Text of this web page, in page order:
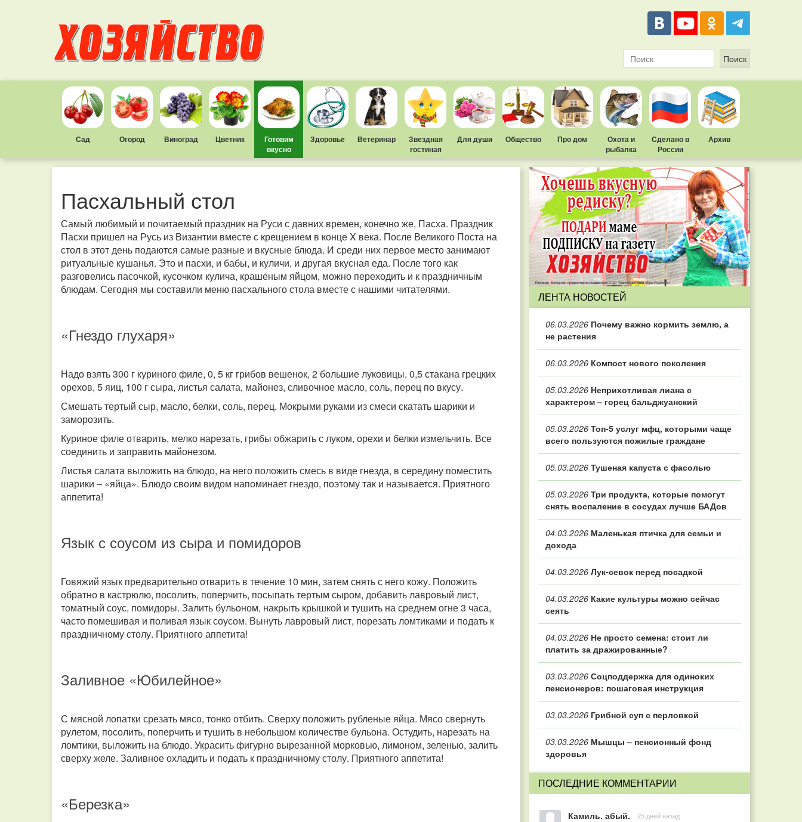
Сад Огород Виноград Цветник
Готовим
вкусно
Здоровье Ветеринар
Звездная
гостиная
Для души Общество Про дом
Охота и
рыбалка
Сделано в
России
Архив
Пасхальный стол
Самый любимый и почитаемый праздник на Руси с давних времен, конечно же, Пасха. Праздник
Пасхи пришел на Русь из Византии вместе с крещением в конце X века. После Великого Поста на
стол в этот день подаются самые разные и вкусные блюда. И среди них первое место занимают
ритуальные кушанья. Это и пасхи, и бабы, и куличи, и другая вкусная еда. После того как
разговелись пасочкой, кусочком кулича, крашеным яйцом, можно переходить и к праздничным
блюдам. Сегодня мы составили меню пасхального стола вместе с нашими читателями.
«Гнездо глухаря»
Надо взять 300 г куриного филе, 0, 5 кг грибов вешенок, 2 большие луковицы, 0,5 стакана грецких
орехов, 5 яиц, 100 г сыра, листья салата, майонез, сливочное масло, соль, перец по вкусу.
Смешать тертый сыр, масло, белки, соль, перец. Мокрыми руками из смеси скатать шарики и
заморозить.
Куриное филе отварить, мелко нарезать, грибы обжарить с луком, орехи и белки измельчить. Все
соединить и заправить майонезом.
Листья салата выложить на блюдо, на него положить смесь в виде гнезда, в середину поместить
шарики – «яйца». Блюдо своим видом напоминает гнездо, поэтому так и называется. Приятного
аппетита!
Язык с соусом из сыра и помидоров
Говяжий язык предварительно отварить в течение 10 мин, затем снять с него кожу. Положить
обратно в кастрюлю, посолить, поперчить, посыпать тертым сыром, добавить лавровый лист,
томатный соус, помидоры. Залить бульоном, накрыть крышкой и тушить на среднем огне 3 часа,
часто помешивая и поливая язык соусом. Вынуть лавровый лист, порезать ломтиками и подать к
праздничному столу. Приятного аппетита!
Заливное «Юбилейное»
С мясной лопатки срезать мясо, тонко отбить. Сверху положить рубленые яйца. Мясо свернуть
рулетом, посолить, поперчить и тушить в небольшом количестве бульона. Остудить, нарезать на
ломтики, выложить на блюдо. Украсить фигурно вырезанной морковью, лимоном, зеленью, залить
сверху желе. Заливное охладить и подать к праздничному столу. Приятного аппетита!
«Березка»
ЛЕНТА НОВОСТЕЙ
06.03.2026 Почему важно кормить землю, а
не растения
06.03.2026 Компост нового поколения
05.03.2026 Неприхотливая лиана с
характером – горец бальджуанский
05.03.2026 Топ‑5 услуг мфц, которыми чаще
всего пользуются пожилые граждане
05.03.2026 Тушеная капуста с фасолью
05.03.2026 Три продукта, которые помогут
снять воспаление в сосудах лучше БАДов
04.03.2026 Маленькая птичка для семьи и
дохода
04.03.2026 Лук-севок перед посадкой
04.03.2026 Какие культуры можно сейчас
сеять
04.03.2026 Не просто семена: стоит ли
платить за дражированные?
03.03.2026 Соцподдержка для одиноких
пенсионеров: пошаговая инструкция
03.03.2026 Грибной суп с перловкой
03.03.2026 Мышцы – пенсионный фонд
здоровья
ПОСЛЕДНИЕ КОММЕНТАРИИ
Камиль. абый. 25 дней назад